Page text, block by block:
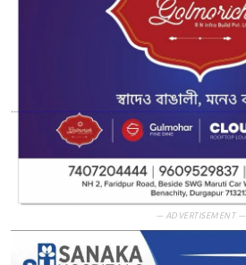
— ADVERTISEMENT —